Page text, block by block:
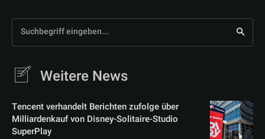
Suchbegriff eingeben...
Weitere News
Tencent verhandelt Berichten zufolge über
Milliardenkauf von Disney-Solitaire-Studio
SuperPlay